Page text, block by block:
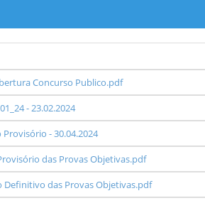
Concurso Publico.pdf
- 23.02.2024
- 30.04.2024
das Provas Objetivas.pdf
Definitivo das Provas Objetivas.pdf